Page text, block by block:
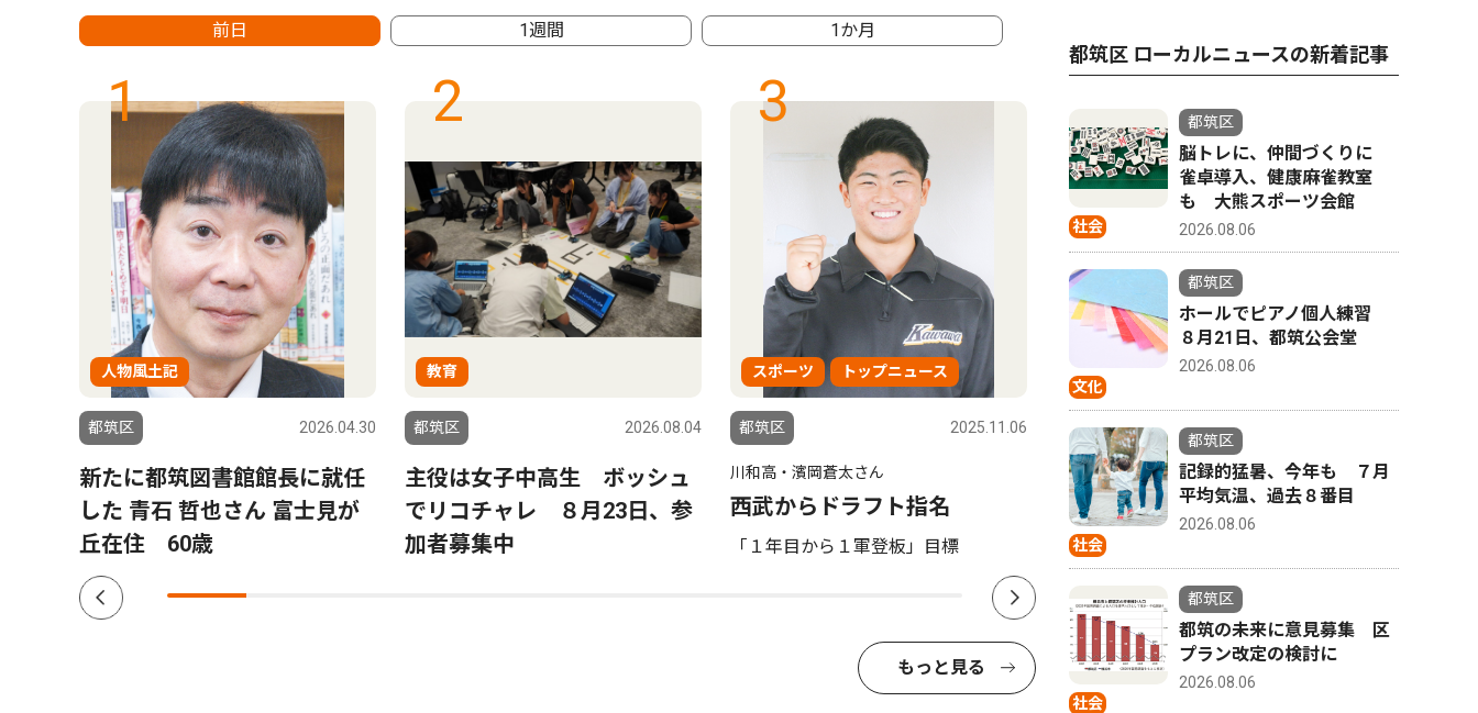
前日 1週間 1か月
1
人物風土記
都筑区 2026.04.30
新たに都筑図書館館長に就任
した 青石 哲也さん 富士見が
丘在住 60歳
2
教育
都筑区 2026.08.04
主役は女子中高生 ボッシュ
でリコチャレ ８月23日、参
加者募集中
3
スポーツ トップニュース
都筑区 2025.11.06
川和高・濱岡蒼太さん
西武からドラフト指名
「１年目から１軍登板」目標
トップニュース
都筑区
横浜国際プール
メイン｢廃止｣が決定
市、再整備計画を発表
以津院
もっと見る
都筑区 ローカルニュースの新着記事
社会
都筑区
脳トレに、仲間づくりに
雀卓導入、健康麻雀教室
も 大熊スポーツ会館
2026.08.06
文化
都筑区
ホールでピアノ個人練習
８月21日、都筑公会堂
2026.08.06
社会
都筑区
記録的猛暑、今年も ７月
平均気温、過去８番目
2026.08.06
社会
都筑区
都筑の未来に意見募集 区
プラン改定の検討に
2026.08.06